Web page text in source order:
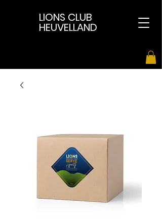
LIONS CLUB
HEUVELLAND